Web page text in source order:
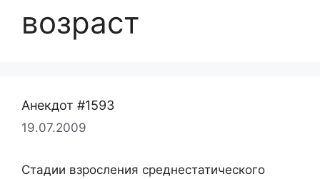
возраст
Анекдот #1593
19.07.2009
Cтадии взросления среднестатического